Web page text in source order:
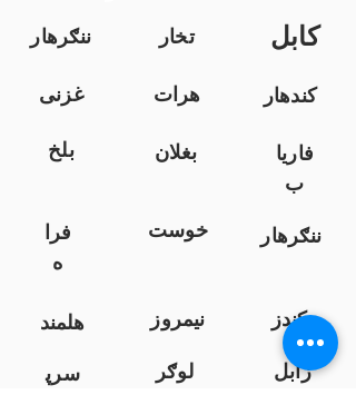
ننګرهار تخار کابل
غزنی هرات
کندهار
بلخ
بغلان
فاریا
ب
فرا
ه
خوست ننګرهار
هلمند نیمروز
کندز
سرپ
لوګر زابل